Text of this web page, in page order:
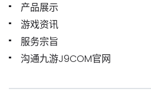
产品展示
游戏资讯
服务宗旨
沟通九游J9COM官网